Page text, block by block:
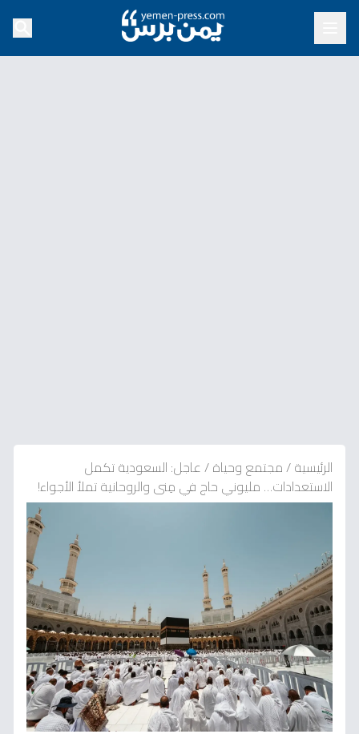
الرئيسية/مجتمع وحياة/عاجل: السعودية تكمل
الاستعدادات… مليوني حاج في مِنى والروحانية تملأ الأجواء!